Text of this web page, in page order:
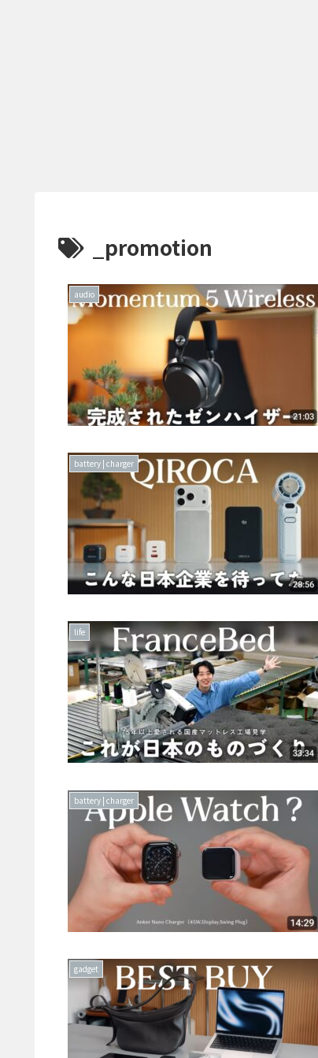
_promotion
audio
battery | charger
life
battery | charger
gadget